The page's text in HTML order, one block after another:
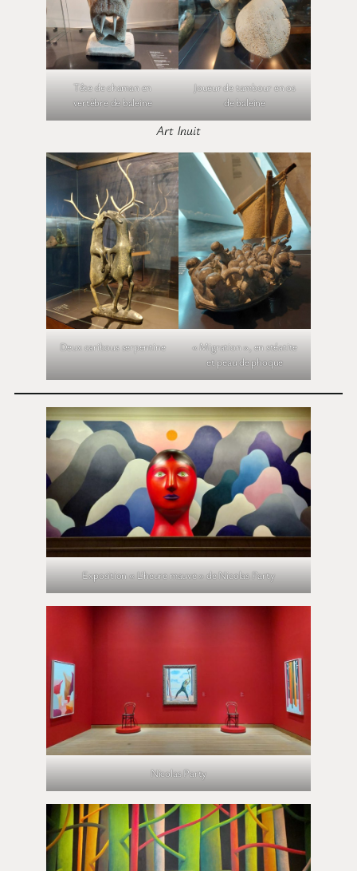
Tête de chaman en
vertèbre de baleine
Joueur de tambour en os
de baleine
Art Inuit
Deux caribous serpentine
« Migration », en stéatite
et peau de phoque
Exposition « L’heure mauve » de Nicolas Party
Nicolas Party